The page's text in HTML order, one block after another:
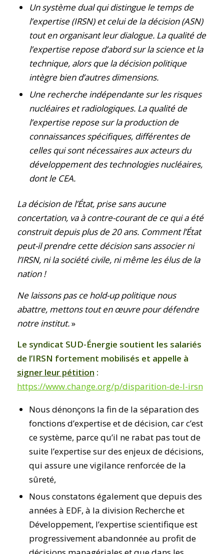
Un système dual qui distingue le temps de
l’expertise (IRSN) et celui de la décision (ASN)
tout en organisant leur dialogue. La qualité de
l’expertise repose d’abord sur la science et la
technique, alors que la décision politique
intègre bien d’autres dimensions.
Une recherche indépendante sur les risques
nucléaires et radiologiques. La qualité de
l’expertise repose sur la production de
connaissances spécifiques, différentes de
celles qui sont nécessaires aux acteurs du
développement des technologies nucléaires,
dont le CEA.
La décision de l’État, prise sans aucune
concertation, va à contre-courant de ce qui a été
construit depuis plus de 20 ans. Comment l’État
peut-il prendre cette décision sans associer ni
l’IRSN, ni la société civile, ni même les élus de la
nation !
Ne laissons pas ce hold-up politique nous
abattre, mettons tout en œuvre pour défendre
notre institut.»
Le syndicat SUD-Énergie soutient les salariés
de l’IRSN fortement mobilisés et appelle à
signer leur pétition :
https://www.change.org/p/disparition-de-l-irsn
Nous dénonçons la fin de la séparation des
fonctions d’expertise et de décision, car c’est
ce système, parce qu’il ne rabat pas tout de
suite l’expertise sur des enjeux de décisions,
qui assure une vigilance renforcée de la
sûreté,
Nous constatons également que depuis des
années à EDF, à la division Recherche et
Développement, l’expertise scientifique est
progressivement abandonnée au profit de